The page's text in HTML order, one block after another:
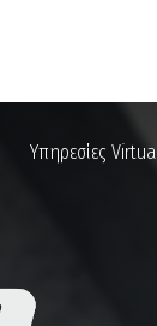
Υπηρεσίες